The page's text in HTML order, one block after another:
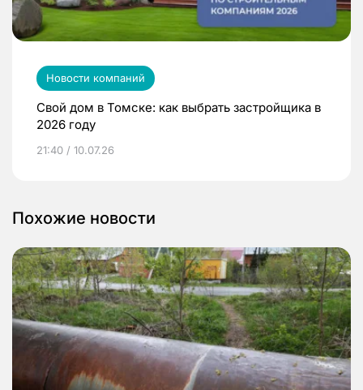
Новости компаний
Свой дом в Томске: как выбрать застройщика в
2026 году
21:40 / 10.07.26
Похожие новости